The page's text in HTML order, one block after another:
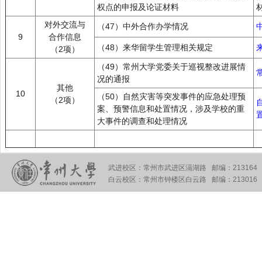
权点的申报及论证材料
9
对外交流与
合作信息
（2项）
（47）中外合作办学情况
（48）来华留学生管理相关规定
10
其他
（2项）
（49）常州大学党委关于巡视整改进展情
况的通报
（50）自然灾害等突发事件的应急处理预
案、预警信息和处置情况，涉及学校的重
大事件的调查和处理情况
武进校区：常州市武进区滆湖路 邮编：213164
白云校区：常州市钟楼区白云路 邮编：213016